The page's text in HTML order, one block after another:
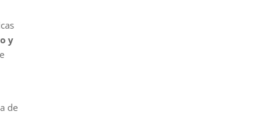
y
de